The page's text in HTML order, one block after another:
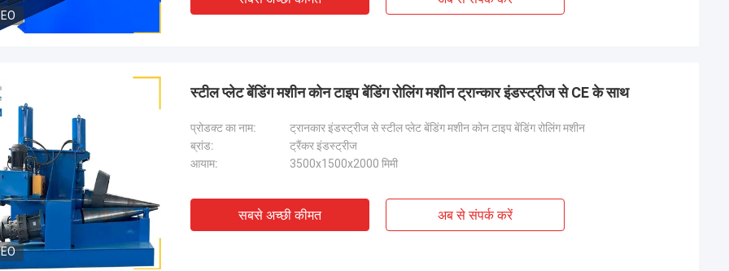
स्टील प्लेट बेंडिंग मशीन कोन टाइप बेंडिंग रोलिंग मशीन ट्रान्कार इंडस्ट्रीज से CE के साथ
प्रोडक्ट का नाम:
ट्रानकार इंडस्ट्रीज से स्टील प्लेट बेंडिंग मशीन कोन टाइप बेंडिंग रोलिंग मशीन
ब्रांड:
ट्रैंकर इंडस्ट्रीज
आयाम:
3500x1500x2000 मिमी
सबसे अच्छी कीमत अब से संपर्क करें